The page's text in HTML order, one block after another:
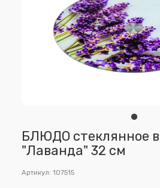
БЛЮДО стеклянное
"Лаванда" 32 см
Артикул: 107515